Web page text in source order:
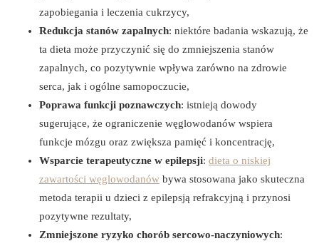
zapobiegania i leczenia cukrzycy,
Redukcja stanów zapalnych: niektóre badania wskazują, że
ta dieta może przyczynić się do zmniejszenia stanów
zapalnych, co pozytywnie wpływa zarówno na zdrowie
serca, jak i ogólne samopoczucie,
Poprawa funkcji poznawczych: istnieją dowody
sugerujące, że ograniczenie węglowodanów wspiera
funkcje mózgu oraz zwiększa pamięć i koncentrację,
Wsparcie terapeutyczne w epilepsji: dieta o niskiej
zawartości węglowodanów bywa stosowana jako skuteczna
metoda terapii u dzieci z epilepsją refrakcyjną i przynosi
pozytywne rezultaty,
Zmniejszone ryzyko chorób sercowo-naczyniowych: